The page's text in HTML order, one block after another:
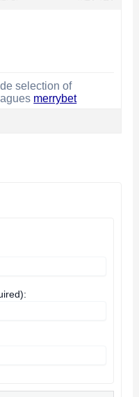
selection of
merrybet